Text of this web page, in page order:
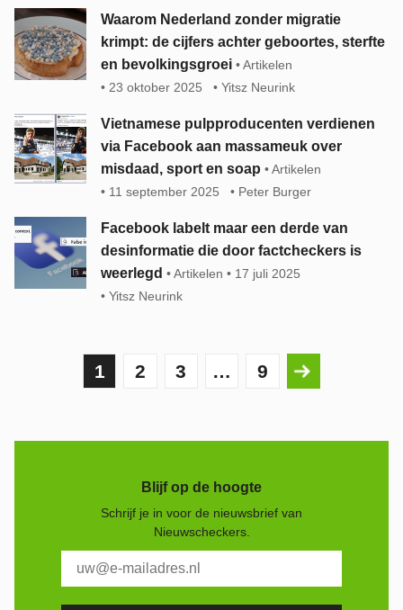
Waarom Nederland zonder migratie
krimpt: de cijfers achter geboortes, sterfte
en bevolkingsgroei
Artikelen
23 oktober 2025
Yitsz Neurink
Vietnamese pulpproducenten verdienen
via Facebook aan massameuk over
misdaad, sport en soap
Artikelen
11 september 2025
Peter Burger
Facebook labelt maar een derde van
desinformatie die door factcheckers is
weerlegd
Artikelen
17 juli 2025
Yitsz Neurink
1 2 3 … 9
Blijf op de hoogte
Schrijf je in voor de nieuwsbrief van
Nieuwscheckers.